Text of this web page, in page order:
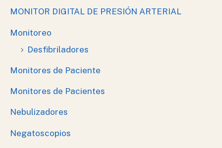
MONITOR DIGITAL DE PRESIÓN ARTERIAL
Monitoreo
Desfibriladores
Monitores de Paciente
Monitores de Pacientes
Nebulizadores
Negatoscopios